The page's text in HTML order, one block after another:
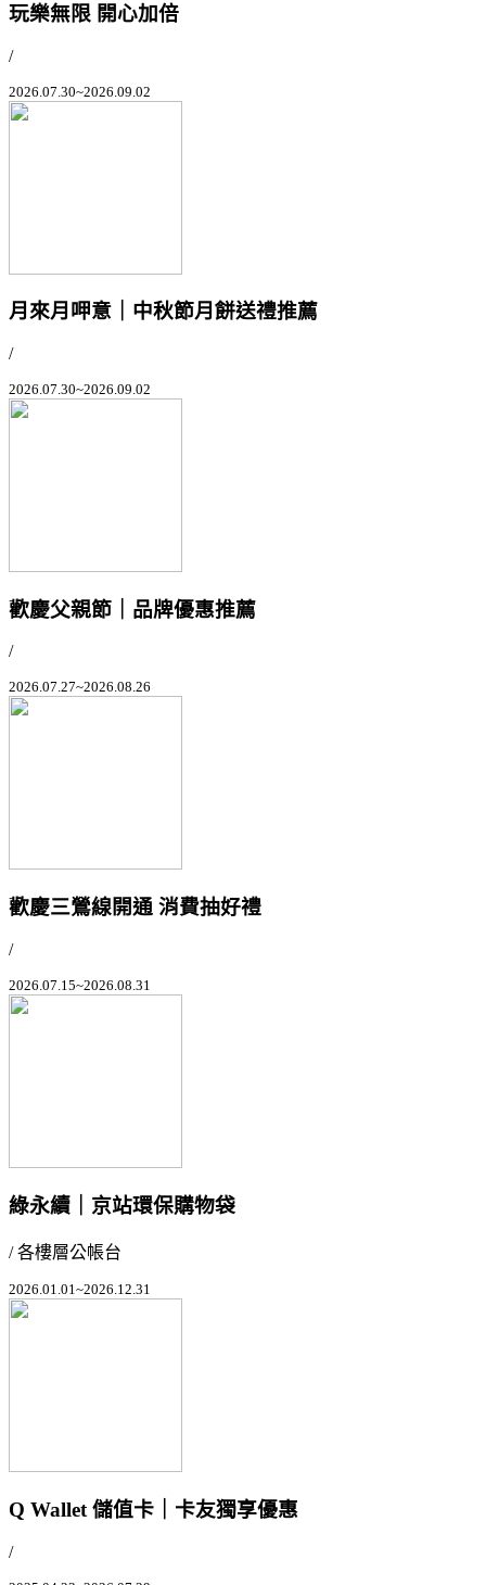
玩樂無限 開心加倍
/
2026.07.30~2026.09.02
月來月呷意｜中秋節月餅送禮推薦
/
2026.07.30~2026.09.02
歡慶父親節｜品牌優惠推薦
/
2026.07.27~2026.08.26
歡慶三鶯線開通 消費抽好禮
/
2026.07.15~2026.08.31
綠永續｜京站環保購物袋
/ 各樓層公帳台
2026.01.01~2026.12.31
Q Wallet 儲值卡｜卡友獨享優惠
/